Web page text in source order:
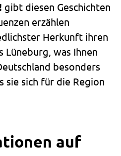
gibt diesen Geschichten
erzählen
Herkunft ihren
Lüneburg, was Ihnen
besonders
sie sich für die Region
auf